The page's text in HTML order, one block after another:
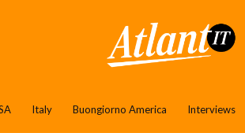
Italy Buongiorno America Interviews